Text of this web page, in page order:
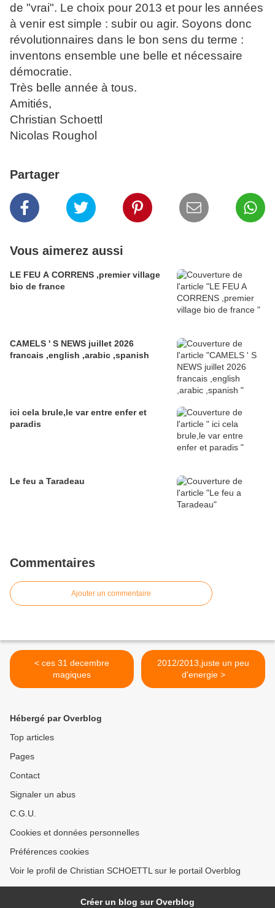
de "vrai". Le choix pour 2013 et pour les années
à venir est simple : subir ou agir. Soyons donc
révolutionnaires dans le bon sens du terme :
inventons ensemble une belle et nécessaire
démocratie.
Très belle année à tous.
Amitiés,
Christian Schoettl
Nicolas Roughol
Partager
Vous aimerez aussi
LE FEU A CORRENS ,premier village
bio de france
CAMELS ' S NEWS juillet 2026
francais ,english ,arabic ,spanish
ici cela brule,le var entre enfer et
paradis
Le feu a Taradeau
Commentaires
Ajouter un commentaire
< ces 31 decembre
magiques
2012/2013,juste un peu
d'energie >
Hébergé par Overblog
Top articles
Pages
Contact
Signaler un abus
C.G.U.
Cookies et données personnelles
Préférences cookies
Voir le profil de Christian SCHOETTL sur le portail Overblog
Créer un blog sur Overblog